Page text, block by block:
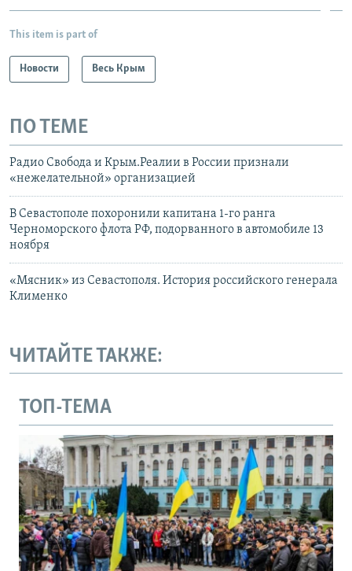
This item is part of
Новости Весь Крым
ПО ТЕМЕ
Радио Свобода и Крым.Реалии в России признали
«нежелательной» организацией
В Севастополе похоронили капитана 1-го ранга
Черноморского флота РФ, подорванного в автомобиле 13
ноября
«Мясник» из Севастополя. История российского генерала
Клименко
ЧИТАЙТЕ ТАКЖЕ:
ТОП-ТЕМА